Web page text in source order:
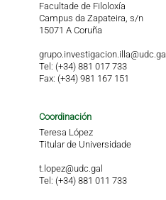
Facultade de Filoloxía
Campus da Zapateira, s/n
15071 A Coruña
grupo.investigacion.illa@udc.gal
Tel: (+34) 881 017 733
Fax: (+34) 981 167 151
Coordinación
Teresa López
Titular de Universidade
t.lopez@udc.gal
Tel: (+34) 881 011 733